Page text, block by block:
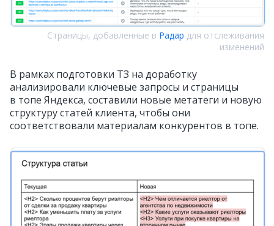
Страницы, добавленные в Радар для отслеживания
изменений
В рамках подготовки ТЗ на доработку
анализировали ключевые запросы и страницы
в топе Яндекса, составили новые метатеги и новую
структуру статей клиента, чтобы они
соответствовали материалам конкурентов в топе.